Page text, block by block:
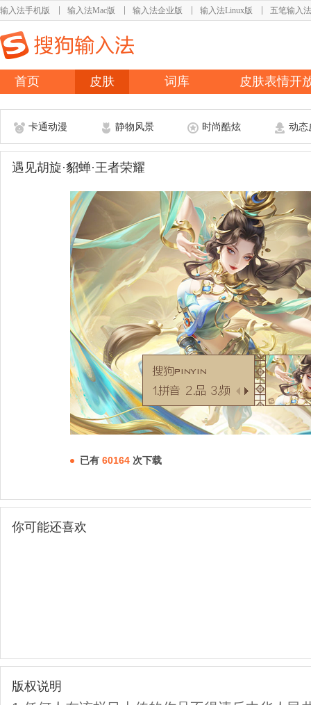
输入法手机版 输入法Mac版 输入法企业版 输入法Linux版 五笔输入法
首页 皮肤 词库 皮肤表情开
卡通动漫 静物风景 时尚酷炫 动态
遇见胡旋·貂蝉·王者荣耀
已有 60164 次下载
你可能还喜欢
版权说明